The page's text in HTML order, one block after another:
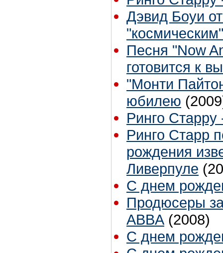
Дэвид Боуи
Песня "Now
готовится к
"Монти
юбилею
Ринго Старру
Ринго Старр
рождения
Ливерпуле
С днем
Продюсеры
ABBA (2008)
С днем